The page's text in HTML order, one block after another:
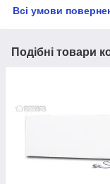
Всі умови
Подібні товари